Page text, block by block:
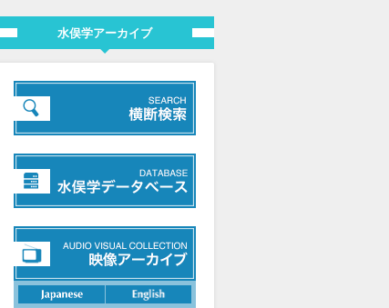
水俣学アーカイブ
日本語